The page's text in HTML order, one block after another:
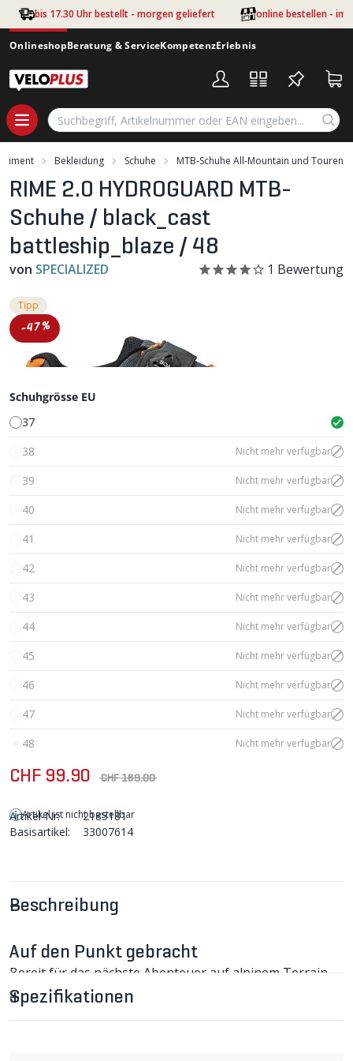
Zum Hauptinhalt springen
bis 17.30 Uhr bestellt - morgen geliefert online bestellen - im
OnlineshopBeratung & ServiceKompetenzErlebnis
Bekleidung Schuhe MTB-Schuhe All-Mountain und Touren
RIME 2.0 HYDROGUARD MTB-
Schuhe / black_cast
battleship_blaze / 48
von SPECIALIZED 1 Bewertung
Tipp
-47%
Beschreibung
Auf den Punkt gebracht
Bereit für das nächste Abenteuer auf alpinem Terrain
mit dem RIME 2.0 HYDROGUARD All-Mountain-Schuh
von SPECIALIZED.
RIME 2.0 HYDROGUARD MTB-Schuhe im
Spezifikationen
Schuhgrösse EU
37
38
Nicht mehr verfügbar
39 Nicht mehr verfügbar
40 Nicht mehr verfügbar
41 Nicht mehr verfügbar
42 Nicht mehr verfügbar
43 Nicht mehr verfügbar
44 Nicht mehr verfügbar
45 Nicht mehr verfügbar
46 Nicht mehr verfügbar
47 Nicht mehr verfügbar
48 Nicht mehr verfügbar
CHF 99.90 CHF 189.00
Artikel ist nicht bestellbar
Artikel-Nr:
2185181
Basisartikel:
33007614